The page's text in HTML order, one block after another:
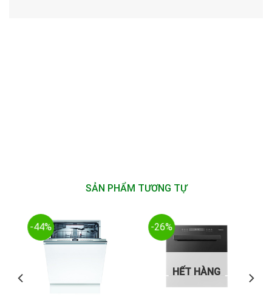
SẢN PHẨM TƯƠNG TỰ
-44% -26%
HẾT HÀNG